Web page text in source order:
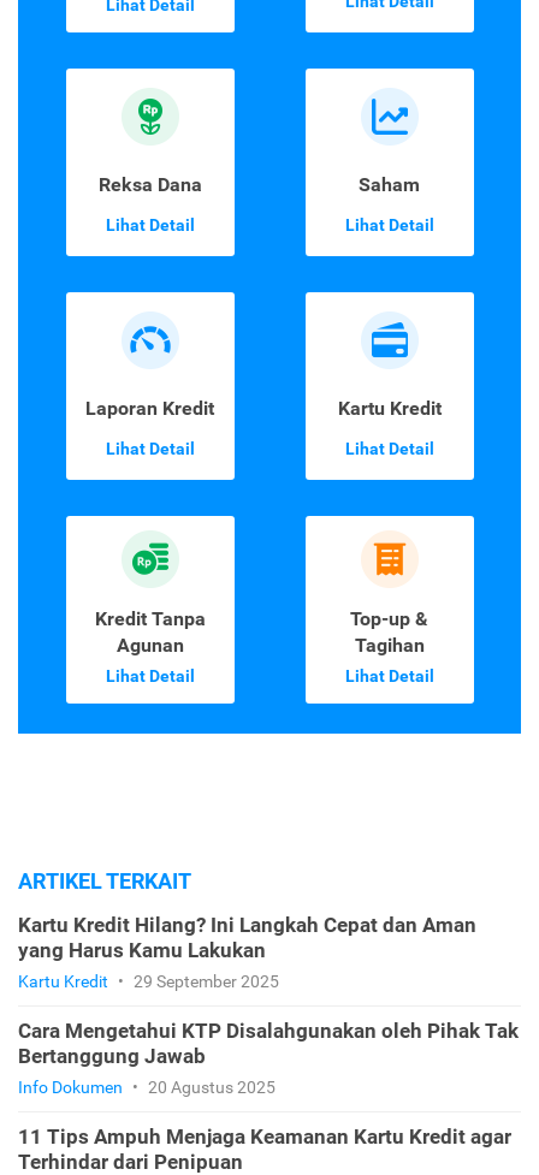
Lihat Detail
Reksa Dana
Lihat Detail
Saham
Lihat Detail
Laporan Kredit
Lihat Detail
Kartu Kredit
Lihat Detail
Kredit Tanpa
Agunan
Lihat Detail
Top-up &
Tagihan
Lihat Detail
ARTIKEL TERKAIT
Kartu Kredit Hilang? Ini Langkah Cepat dan Aman
yang Harus Kamu Lakukan
Kartu Kredit • 29 September 2025
Cara Mengetahui KTP Disalahgunakan oleh Pihak Tak
Bertanggung Jawab
Info Dokumen • 20 Agustus 2025
11 Tips Ampuh Menjaga Keamanan Kartu Kredit agar
Terhindar dari Penipuan